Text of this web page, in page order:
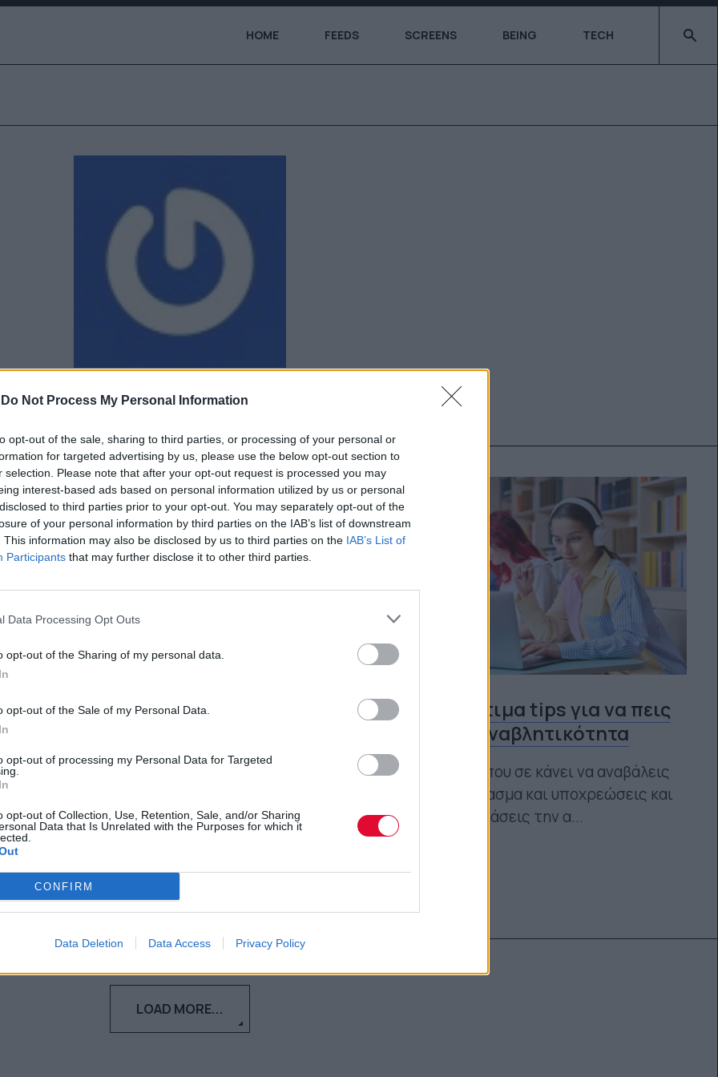
Do Not Process My Personal Information
opt-out of the sale, sharing to third parties, or processing of your personal or
for targeted advertising by us, please use the below opt-out section to
selection. Please note that after your opt-out request is processed you may
interest-based ads based on personal information utilized by us or personal
to third parties prior to your opt-out. You may separately opt-out of the
of your personal information by third parties on the IAB’s list of downstream
This information may also be disclosed by us to third parties on the IAB’s List of
Participants that may further disclose it to other third parties.
Data Processing Opt Outs
opt-out of the Sharing of my personal data.
opt-out of the Sale of my Personal Data.
opt-out of processing my Personal Data for Targeted
opt-out of Collection, Use, Retention, Sale, and/or Sharing
Data that Is Unrelated with the Purposes for which it
CONFIRM
Data Deletion Data Access Privacy Policy
HOME FEEDS SCREENS BEING TECH Type
Ναταλία Πετρίτη
Όλα τα σημάδια που δείχνουν
διακοπές
συγκεντρωθείς είναι ένα σημάδι ότι
Ναταλία Πετρίτη
05.07.2022
Τρία πολύτιμα tips για να πεις
bye στην αναβλητικότητα
Τι είναι αυτό που σε κάνει να αναβάλεις
συνεχώς διάβασμα και υποχρεώσεις και
πώς θα ξεπεράσεις την α...
28.06.2022
LOAD MORE...